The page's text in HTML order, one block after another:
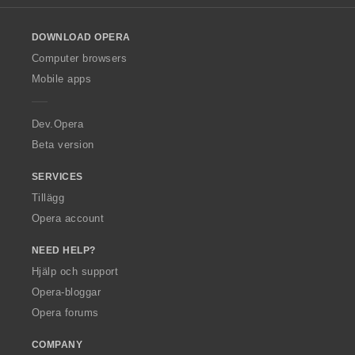
w
O
p
a
DOWNLOAD OPERA
Computer browsers
Mobile apps
Dev.Opera
Beta version
SERVICES
Tillägg
Opera account
NEED HELP?
Hjälp och support
Opera-bloggar
Opera forums
COMPANY